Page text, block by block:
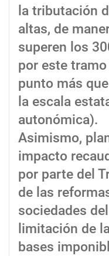
la tributación
altas, de
superen los
por este tramo
punto más
la escala
autonómica).
Asimismo,
impacto
por parte del
de las
sociedades
limitación de
bases